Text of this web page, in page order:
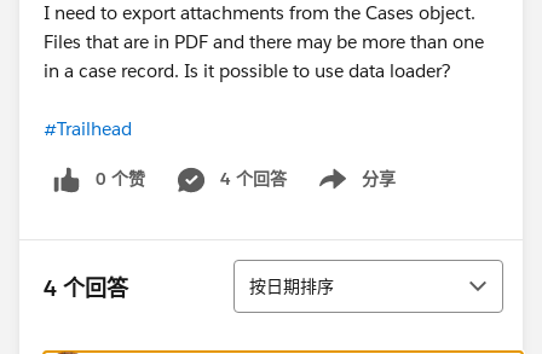
I need to export attachments from the Cases object.
Files that are in PDF and there may be more than one
in a case record. Is it possible to use data loader?
#Trailhead
0 个赞 4 个回答 分享
Show menu
4 个回答 排序
按日期排序